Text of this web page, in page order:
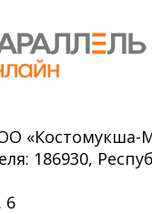
«Костомукша-
186930,
6